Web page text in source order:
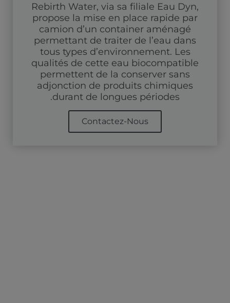
Rebirth Water, via sa filiale Eau Dyn,
propose la mise en place rapide par
camion d’un container aménagé
permettant de traiter de l’eau dans
tous types d’environnement. Les
qualités de cette eau biocompatible
permettent de la conserver sans
adjonction de produits chimiques
durant de longues périodes.
Contactez-Nous